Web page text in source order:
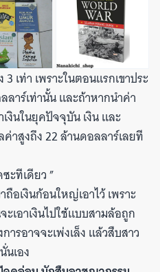
เท่า เพราะในตอนแรกเขาประ
ลาร์เท่านั้น และถ้าหากนำค่า
งินในยุคปัจจุบัน เงิน และ
าสูงถึง 22 ล้านดอลลาร์เลยที
ะทีเดียว ”
อเงินก้อนใหญ่เอาไว้ เพราะ
เอาเงินไปใช้แบบสามล้อถูก
ารอาจจะเพ่งเล็ง แล้วสืบสาว
เอง